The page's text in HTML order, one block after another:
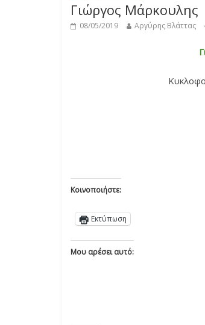
Γιώργος Μάρκουλης
08/05/2019 Αργύρης Βλάττας
Κοινοποιήστε:
Εκτύπωση
Μου αρέσει αυτό: